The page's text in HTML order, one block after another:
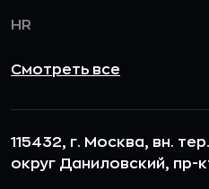
HR
Смотреть все
115432, г. Москва, вн.
округ Даниловский, пр-